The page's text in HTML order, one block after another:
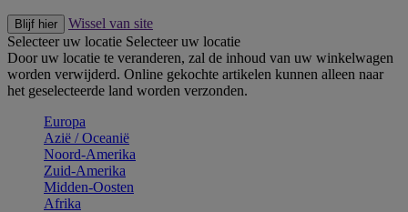
Blijf hier
Wissel van site
Selecteer uw locatie Selecteer uw locatie
Door uw locatie te veranderen, zal de inhoud van uw winkelwagen
worden verwijderd. Online gekochte artikelen kunnen alleen naar
het geselecteerde land worden verzonden.
Europa
Aziё / Oceaniё
Noord-Amerika
Zuid-Amerika
Midden-Oosten
Afrika